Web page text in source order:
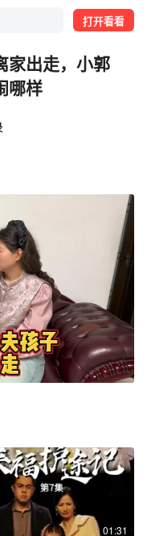
打开看看
家出走，小郭
哪样
01:31